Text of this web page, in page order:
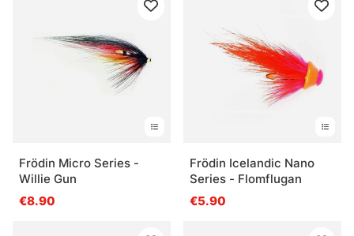
Frödin Micro Series -
Willie Gun
€8.90
Frödin Icelandic Nano
Series - Flomflugan
€5.90